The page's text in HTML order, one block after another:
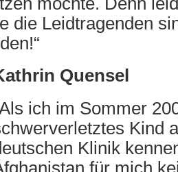
die Leidtragenden
Quensel
ich im Sommer
Kind
Klinik
für mich